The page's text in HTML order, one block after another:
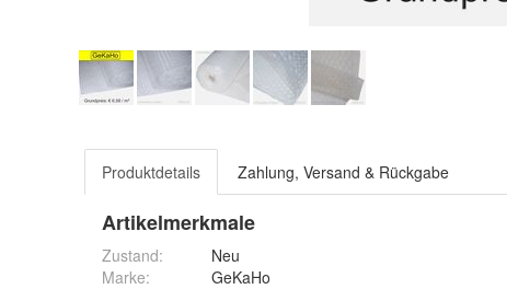
Produktdetails Zahlung, Versand & Rückgabe
Artikelmerkmale
Zustand:
Neu
Marke:
GeKaHo